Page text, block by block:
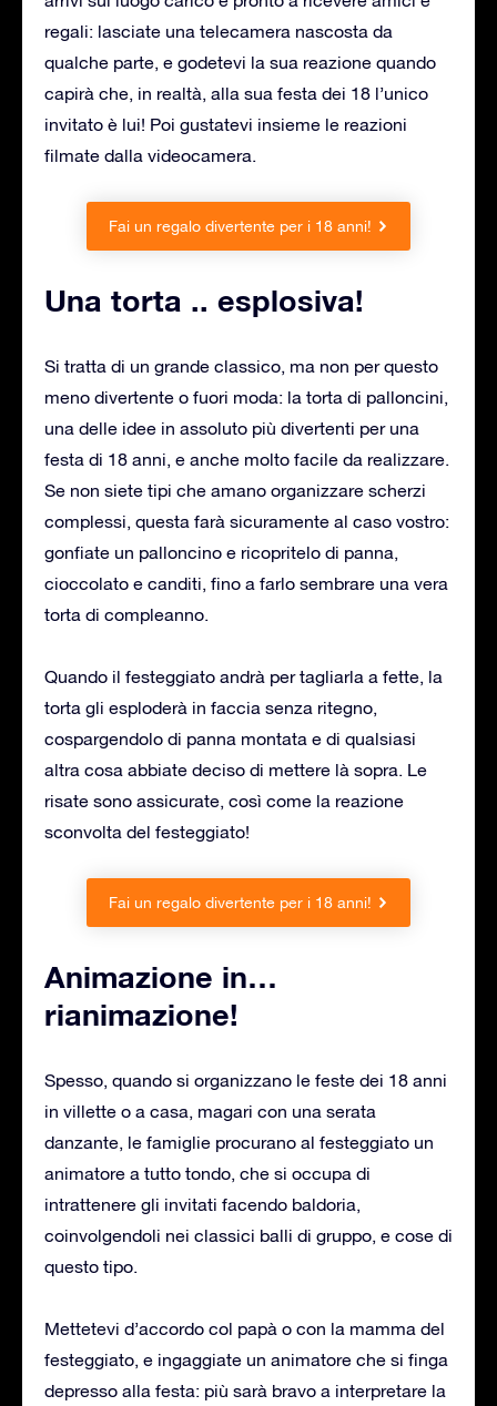
regali: lasciate una telecamera nascosta da
qualche parte, e godetevi la sua reazione quando
capirà che, in realtà, alla sua festa dei 18 l’unico
invitato è lui! Poi gustatevi insieme le reazioni
filmate dalla videocamera.
Fai un regalo divertente per i 18 anni!
Una torta .. esplosiva!
Si tratta di un grande classico, ma non per questo
meno divertente o fuori moda: la torta di palloncini,
una delle idee in assoluto più divertenti per una
festa di 18 anni, e anche molto facile da realizzare.
Se non siete tipi che amano organizzare scherzi
complessi, questa farà sicuramente al caso vostro:
gonfiate un palloncino e ricopritelo di panna,
cioccolato e canditi, fino a farlo sembrare una vera
torta di compleanno.
Quando il festeggiato andrà per tagliarla a fette, la
torta gli esploderà in faccia senza ritegno,
cospargendolo di panna montata e di qualsiasi
altra cosa abbiate deciso di mettere là sopra. Le
risate sono assicurate, così come la reazione
sconvolta del festeggiato!
Fai un regalo divertente per i 18 anni!
Animazione in…
rianimazione!
Spesso, quando si organizzano le feste dei 18 anni
in villette o a casa, magari con una serata
danzante, le famiglie procurano al festeggiato un
animatore a tutto tondo, che si occupa di
intrattenere gli invitati facendo baldoria,
coinvolgendoli nei classici balli di gruppo, e cose di
questo tipo.
Mettetevi d’accordo col papà o con la mamma del
festeggiato, e ingaggiate un animatore che si finga
depresso alla festa: più sarà bravo a interpretare la